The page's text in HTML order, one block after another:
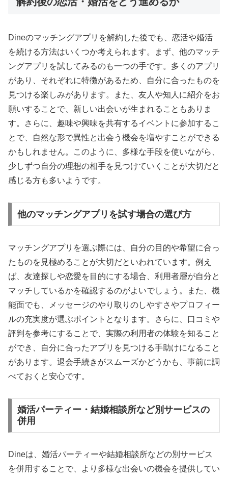
Dineのマッチングアプリを解約した後でも、恋活や婚活
を続ける方法はいくつか考えられます。まず、他のマッチ
ングアプリを試してみるのも一つの手です。多くのアプリ
があり、それぞれに特徴があるため、自分に合ったものを
見つける楽しみがあります。また、友人や知人に紹介をお
願いすることで、新しい出会いが生まれることもありま
す。さらに、趣味や興味を共有するイベントに参加するこ
とで、自然な形で異性と出会う機会を増やすことができる
かもしれません。このように、多様な手段を使いながら、
少しずつ自分の理想の相手を見つけていくことが大切だと
感じる方も多いようです。
他のマッチングアプリを試す場合の選び方
マッチングアプリを選ぶ際には、自分の目的や希望に合っ
たものを見極めることが大切だといわれています。例え
ば、友達探しや恋愛を目的にする場合、利用者層が自分と
マッチしているかを確認するのがよいでしょう。また、機
能面でも、メッセージのやり取りのしやすさやプロフィー
ルの充実度が選ぶポイントとなります。さらに、口コミや
評判を参考にすることで、実際の利用者の体験を知ること
ができ、自分に合ったアプリを見つける手助けになること
があります。退会手続きがスムーズかどうかも、事前に調
べておくと安心です。
婚活パーティー・結婚相談所など別サービスの
併用
Dineは、婚活パーティーや結婚相談所などの別サービス
を併用することで、より多様な出会いの機会を提供してい